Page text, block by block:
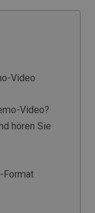
Video
Video?
hören Sie
Format